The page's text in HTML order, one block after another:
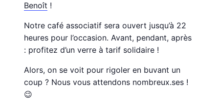
Benoît !
Notre café associatif sera ouvert jusqu’à 22
heures pour l’occasion. Avant, pendant, après
: profitez d’un verre à tarif solidaire !
Alors, on se voit pour rigoler en buvant un
coup ? Nous vous attendons nombreux.ses !
😉